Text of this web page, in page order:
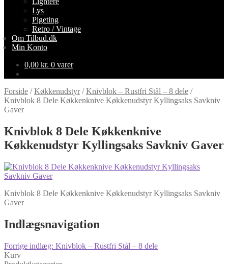
Lys
Pigeting
Retro / Vintage
Om Tilbud.dk
Min Konto
0,00 kr. 0 varer
Forside /Køkkenudstyr/Knivblok – Rustfri Stål – 8 dele /
Knivblok 8 Dele Køkkenknive Køkkenudstyr Kyllingsaks Savkniv
Gaver
Knivblok 8 Dele Køkkenknive
Køkkenudstyr Kyllingsaks Savkniv Gaver
Knivblok 8 Dele Køkkenknive Køkkenudstyr Kyllingsaks Savkniv
Gaver
Indlægsnavigation
Forrige indlæg: Knivblok – Rustfri Stål – 8 dele
Kurv